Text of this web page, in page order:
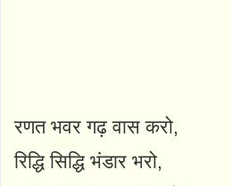
रणत भवर गढ़ वास करो,
रिद्धि सिद्धि भंडार भरो,